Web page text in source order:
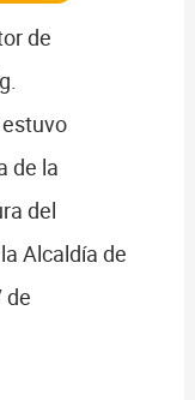
de
de la
del
Alcaldía de
de